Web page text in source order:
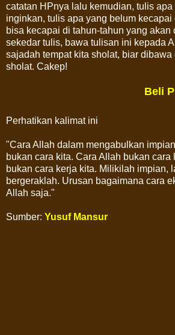
catatan HPnya lalu kemudian, tulis
inginkan, tulis apa yang belum
bisa kecapai di tahun-tahun yang akan
sekedar tulis, bawa tulisan ini kepada
sajadah tempat kita sholat, biar
sholat. Cakep!
Beli
Perhatikan kalimat ini
"Cara Allah dalam mengabulkan
bukan cara kita. Cara Allah bukan cara
bukan cara kerja kita. Milikilah impian,
bergeraklah. Urusan bagaimana cara
Allah saja."
Sumber: Yusuf Mansur